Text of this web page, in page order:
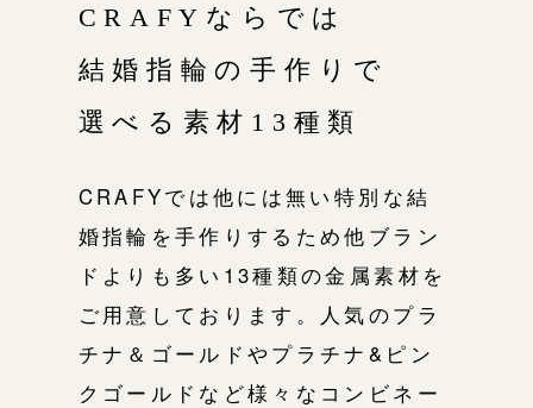
CRAFYならでは
結婚指輪の手作りで
選べる素材13種類
CRAFYでは他には無い特別な結
婚指輪を手作りするため他ブラン
ドよりも多い13種類の金属素材を
ご用意しております。人気のプラ
チナ＆ゴールドやプラチナ&ピン
クゴールドなど様々なコンビネー